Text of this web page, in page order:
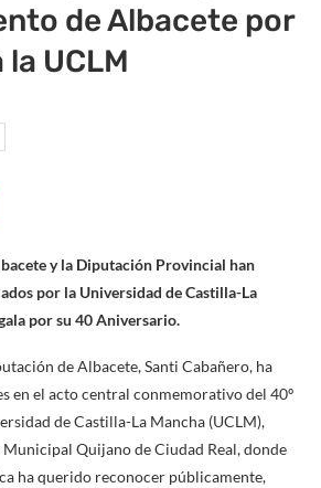
de Albacete por
UCLM
y la Diputación Provincial han
por la Universidad de Castilla-La
por su 40 Aniversario.
de Albacete, Santi Cabañero, ha
en el acto central conmemorativo del 40º
de Castilla-La Mancha (UCLM),
Quijano de Ciudad Real, donde
ha querido reconocer públicamente,